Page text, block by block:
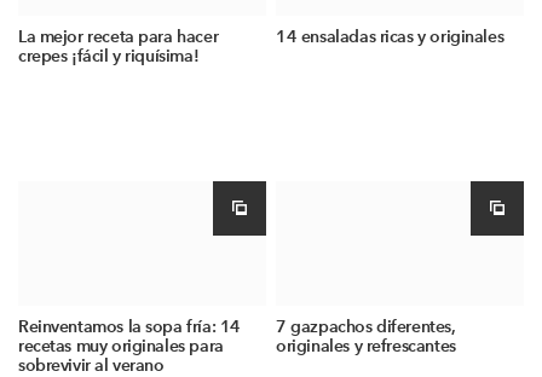
La mejor receta para hacer
crepes ¡fácil y riquísima!
14 ensaladas ricas y originales
Reinventamos la sopa fría: 14
recetas muy originales para
sobrevivir al verano
7 gazpachos diferentes,
originales y refrescantes